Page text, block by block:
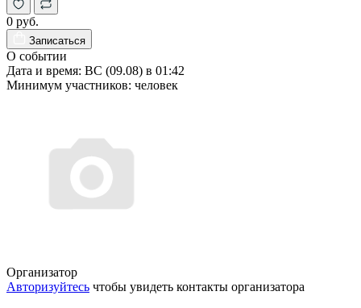
0 руб.
Записаться
О событии
Дата и время: ВС (09.08) в 01:42
Минимум участников: человек
Организатор
Авторизуйтесь чтобы увидеть контакты организатора